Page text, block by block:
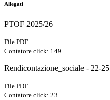
Allegati
PTOF 2025/26
File PDF
Contatore click: 149
Rendicontazione_sociale - 22-25
File PDF
Contatore click: 23